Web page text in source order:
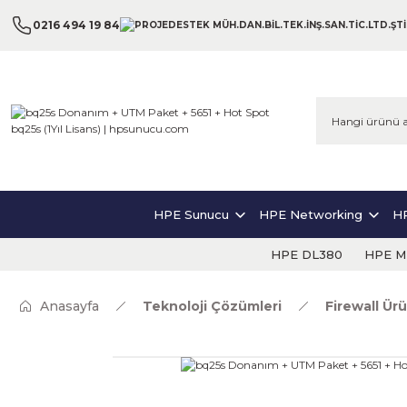
0216 494 19 84
HPE Sunucu HPE Networking
HPE DL380 HPE
Anasayfa Teknoloji Çözümleri Firewall